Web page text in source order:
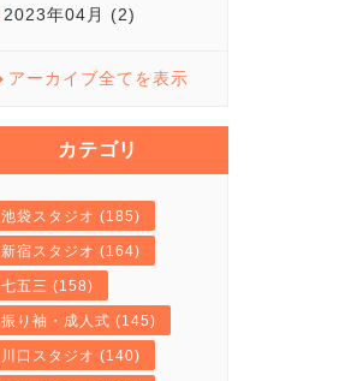
2023年04月 (2)
アーカイブ全てを表示
カテゴリ
池袋スタジオ (185)
新宿スタジオ (164)
七五三 (158)
振り袖・成人式 (145)
川口スタジオ (140)